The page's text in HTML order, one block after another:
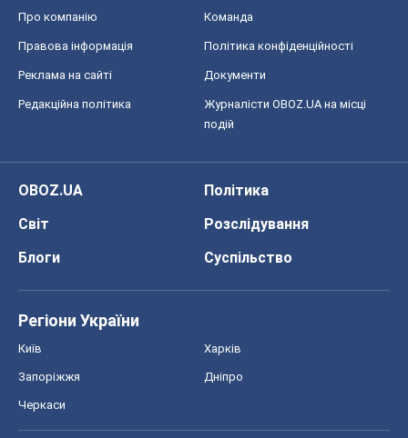
Про компанію Команда
Правова інформація Політика конфіденційності
Реклама на сайті Документи
Редакційна політика
Журналісти OBOZ.UA на місці
подій
OBOZ.UA
Політика
Світ
Розслідування
Блоги
Суспільство
Регіони України
Київ Харків
Запоріжжя Дніпро
Черкаси